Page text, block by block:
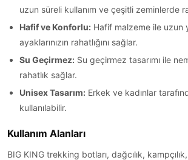
uzun süreli kullanım ve çeşitli zeminlerde
Hafif ve Konforlu: Hafif malzeme ile uzun
ayaklarınızın rahatlığını sağlar.
Su Geçirmez: Su geçirmez tasarımı ile
rahatlık sağlar.
Unisex Tasarım: Erkek ve kadınlar
kullanılabilir.
Kullanım Alanları
BIG KING trekking botları, dağcılık,